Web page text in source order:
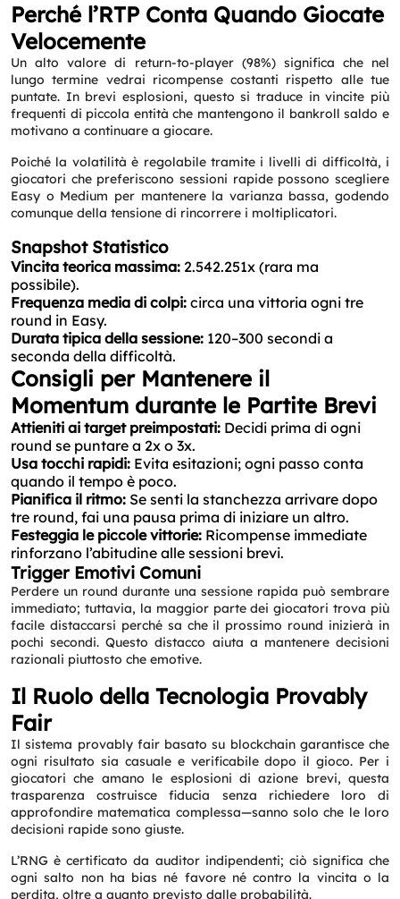
Request a CallBack
Name*
Email*
Phone*
Service*
Message*
Perché l’RTP Conta Quando Giocate
Velocemente
Un alto valore di return-to-player (98%) significa che nel
lungo termine vedrai ricompense costanti rispetto alle tue
puntate. In brevi esplosioni, questo si traduce in vincite più
frequenti di piccola entità che mantengono il bankroll saldo e
motivano a continuare a giocare.
Poiché la volatilità è regolabile tramite i livelli di difficoltà, i
giocatori che preferiscono sessioni rapide possono scegliere
Easy o Medium per mantenere la varianza bassa, godendo
comunque della tensione di rincorrere i moltiplicatori.
Snapshot Statistico
Vincita teorica massima: 2.542.251x (rara ma
possibile).
Frequenza media di colpi: circa una vittoria ogni tre
round in Easy.
Durata tipica della sessione: 120–300 secondi a
seconda della difficoltà.
Consigli per Mantenere il
Momentum durante le Partite Brevi
Attieniti ai target preimpostati: Decidi prima di ogni
round se puntare a 2x o 3x.
Usa tocchi rapidi: Evita esitazioni; ogni passo conta
quando il tempo è poco.
Pianifica il ritmo: Se senti la stanchezza arrivare dopo
tre round, fai una pausa prima di iniziare un altro.
Festeggia le piccole vittorie: Ricompense immediate
rinforzano l’abitudine alle sessioni brevi.
Trigger Emotivi Comuni
Perdere un round durante una sessione rapida può sembrare
immediato; tuttavia, la maggior parte dei giocatori trova più
facile distaccarsi perché sa che il prossimo round inizierà in
pochi secondi. Questo distacco aiuta a mantenere decisioni
razionali piuttosto che emotive.
Il Ruolo della Tecnologia Provably
Fair
Il sistema provably fair basato su blockchain garantisce che
ogni risultato sia casuale e verificabile dopo il gioco. Per i
giocatori che amano le esplosioni di azione brevi, questa
trasparenza costruisce fiducia senza richiedere loro di
approfondire matematica complessa—sanno solo che le loro
decisioni rapide sono giuste.
L’RNG è certificato da auditor indipendenti; ciò significa che
ogni salto non ha bias né favore né contro la vincita o la
perdita, oltre a quanto previsto dalle probabilità.